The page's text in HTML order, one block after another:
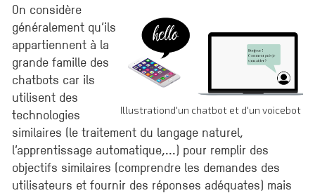
Illustrationd'un chatbot et d'un voicebot
On considère
généralement qu’ils
appartiennent à la
grande famille des
chatbots car ils
utilisent des
technologies
similaires (le traitement du langage naturel,
l’apprentissage automatique,...) pour remplir des
objectifs similaires (comprendre les demandes des
utilisateurs et fournir des réponses adéquates) mais